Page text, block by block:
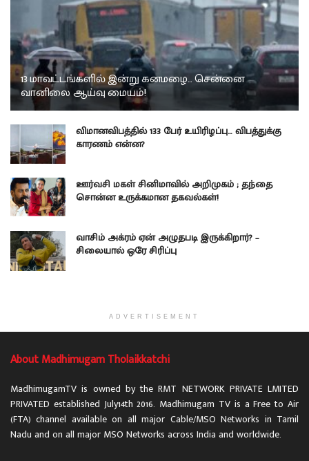
13 மாவட்டங்களில் இன்று கனமழை… சென்னை
வானிலை ஆய்வு மையம்!
விமானவிபத்தில் 133 பேர் உயிரிழப்பு… விபத்துக்கு
காரணம் என்ன?
ஊர்வசி மகள் சினிமாவில் அறிமுகம் ; தந்தை
சொன்ன உருக்கமான தகவல்கள்!
வாசிம் அக்ரம் ஏன் அழுதபடி இருக்கிறார்? –
சிலையால் ஒரே சிரிப்பு
ADVERTISEMENT
About Madhimugam Tholaikkatchi
MadhimugamTV is owned by the RMT NETWORK PRIVATE LMITED
PRIVATED established July14th 2016. Madhimugam TV is a Free to Air
(FTA) channel available on all major Cable/MSO Networks in Tamil
Nadu and on all major MSO Networks across India and worldwide.